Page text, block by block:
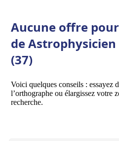
Aucune offre
de
(37)
Voici quelques conseils : essayez
l’orthographe ou élargissez votre
recherche.